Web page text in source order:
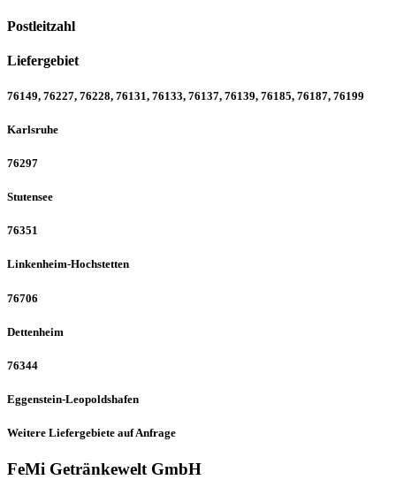
Postleitzahl
Liefergebiet
76149, 76227, 76228, 76131, 76133, 76137, 76139, 76185, 76187, 76199
Karlsruhe
76297
Stutensee
76351
Linkenheim-Hochstetten
76706
Dettenheim
76344
Eggenstein-Leopoldshafen
Weitere Liefergebiete auf Anfrage
FeMi Getränkewelt GmbH